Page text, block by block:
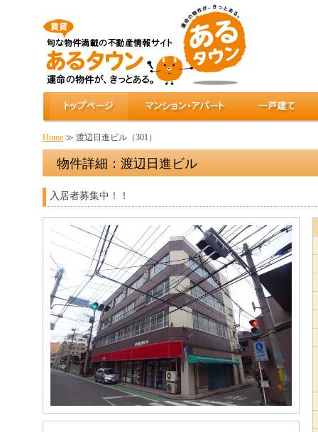
Home ≫ 渡辺日進ビル（301）
物件詳細：渡辺日進ビル
入居者募集中！！